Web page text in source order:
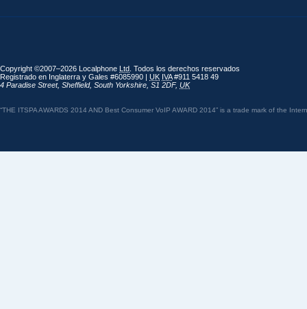
Copyright ©2007–2026 Localphone Ltd . Todos los derechos reservados
Registrado en Inglaterra y Gales #6085990 | UK IVA#911 5418 49
4 Paradise Street, Sheffield, South Yorkshire S1 2DF, UK
“THE ITSPA AWARDS 2014 AND Best Consumer VoIP AWARD 2014” is a trade mark of the